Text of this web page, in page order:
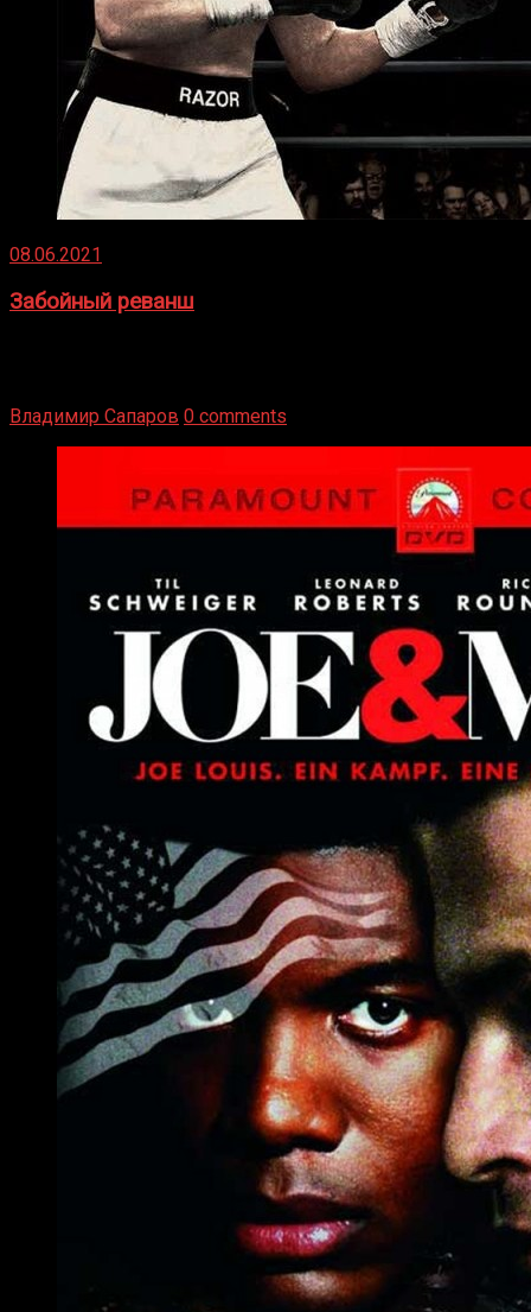
08.06.2021
Забойный реванш
Владимир Сапаров 0 comments